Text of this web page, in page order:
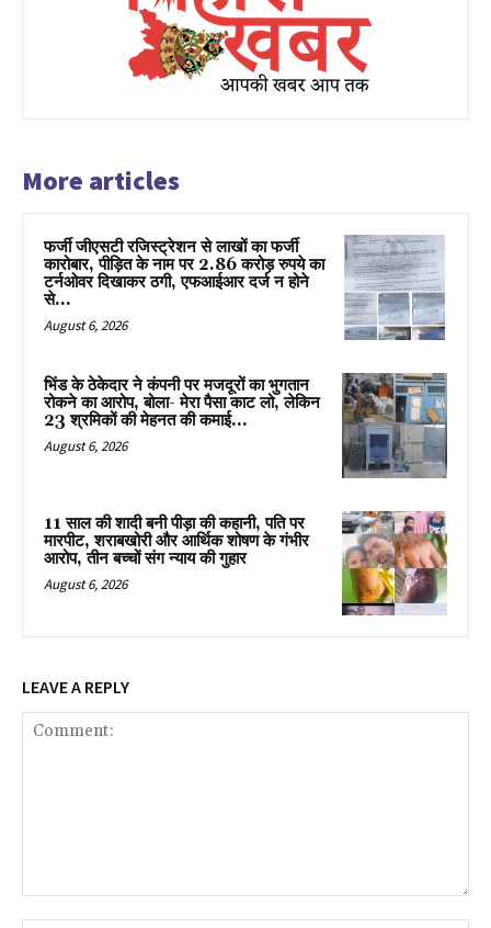
More articles
फर्जी जीएसटी रजिस्ट्रेशन से लाखों का फर्जी
कारोबार, पीड़ित के नाम पर 2.86 करोड़ रुपये का
टर्नओवर दिखाकर ठगी, एफआईआर दर्ज न होने
से...
August 6, 2026
भिंड के ठेकेदार ने कंपनी पर मजदूरों का भुगतान
रोकने का आरोप, बोला- मेरा पैसा काट लो, लेकिन
23 श्रमिकों की मेहनत की कमाई...
August 6, 2026
11 साल की शादी बनी पीड़ा की कहानी, पति पर
मारपीट, शराबखोरी और आर्थिक शोषण के गंभीर
आरोप, तीन बच्चों संग न्याय की गुहार
August 6, 2026
LEAVE A REPLY